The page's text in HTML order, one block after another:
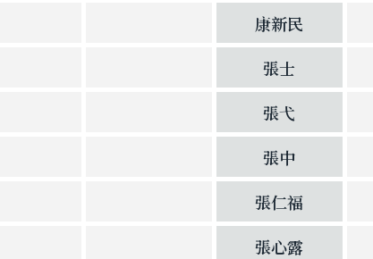
康新民
張士
張弋
張中
張仁福
張心露